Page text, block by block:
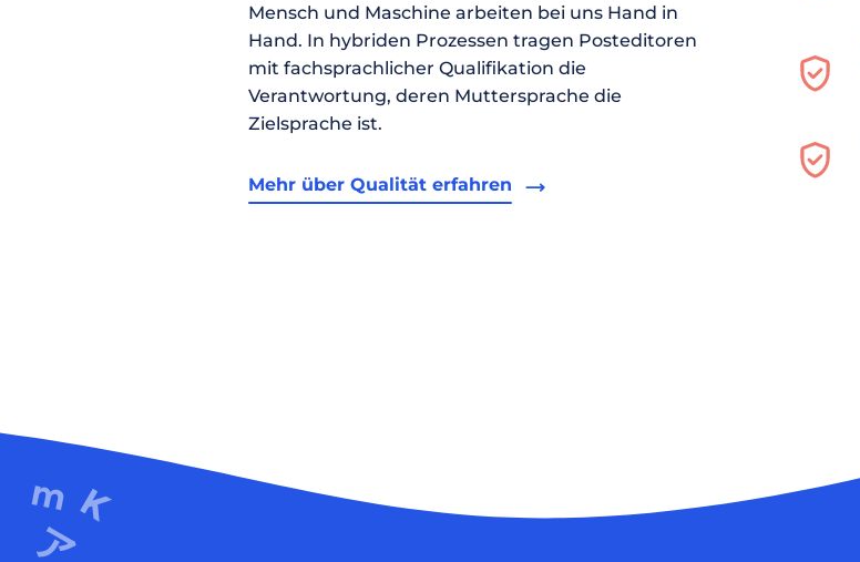
Mensch und Maschine arbeiten bei uns Hand in
Hand. In hybriden Prozessen tragen Posteditoren
mit fachsprachlicher Qualifikation die
Verantwortung, deren Muttersprache die
Zielsprache ist.
Mehr über Qualität erfahren